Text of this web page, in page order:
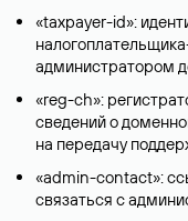
«taxpayer-id»:
администратором
«reg-ch»:
сведений о
на передачу
«admin-contact»:
связаться с